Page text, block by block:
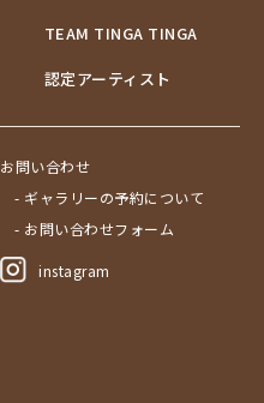
TEAM TINGA TINGA
認定アーティスト
お問い合わせ
- ギャラリーの予約について
- お問い合わせフォーム
instagram